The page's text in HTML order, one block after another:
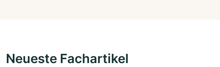
Neueste Fachartikel